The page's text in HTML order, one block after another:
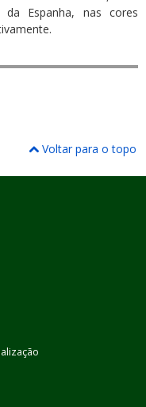
da Espanha, nas cores
Voltar para o topo